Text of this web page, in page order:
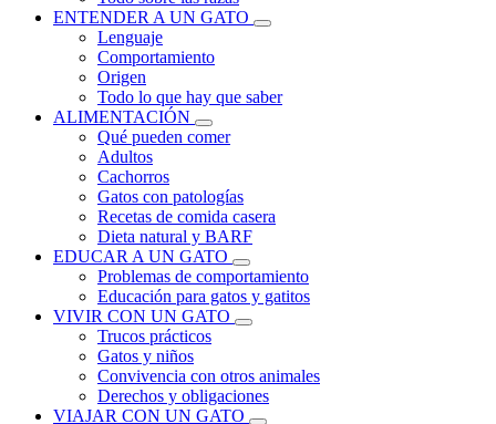
ENTENDER A UN GATO
Lenguaje
Comportamiento
Origen
Todo lo que hay que saber
ALIMENTACIÓN
Qué pueden comer
Adultos
Cachorros
Gatos con patologías
Recetas de comida casera
Dieta natural y BARF
EDUCAR A UN GATO
Problemas de comportamiento
Educación para gatos y gatitos
VIVIR CON UN GATO
Trucos prácticos
Gatos y niños
Convivencia con otros animales
Derechos y obligaciones
VIAJAR CON UN GATO